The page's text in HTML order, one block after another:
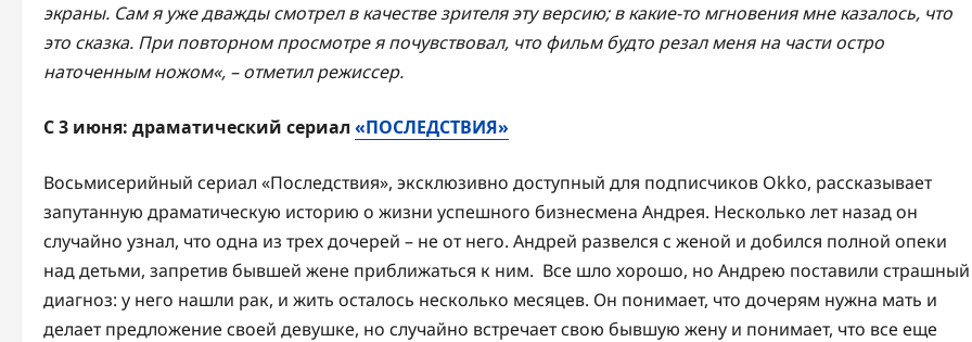
экраны. Сам я уже дважды смотрел в качестве зрителя эту версию; в какие-то мгновения мне казалось, что
это сказка. При повторном просмотре я почувствовал, что фильм будто резал меня на части остро
наточенным ножом«, – отметил режиссер.
С 3 июня: драматический сериал «ПОСЛЕДСТВИЯ»
Восьмисерийный сериал «Последствия», эксклюзивно доступный для подписчиков Okko, рассказывает
запутанную драматическую историю о жизни успешного бизнесмена Андрея. Несколько лет назад он
случайно узнал, что одна из трех дочерей – не от него. Андрей развелся с женой и добился полной опеки
над детьми, запретив бывшей жене приближаться к ним. Все шло хорошо, но Андрею поставили страшный
диагноз: у него нашли рак, и жить осталось несколько месяцев. Он понимает, что дочерям нужна мать и
делает предложение своей девушке, но случайно встречает свою бывшую жену и понимает, что все еще